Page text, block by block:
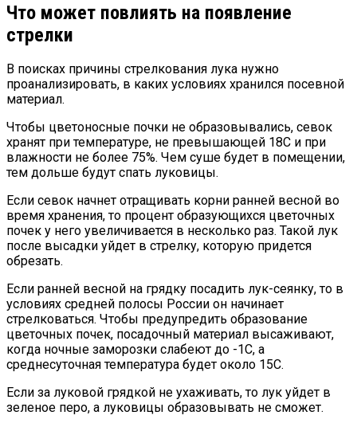
Что может повлиять на появление
стрелки
В поисках причины стрелкования лука нужно
проанализировать, в каких условиях хранился посевной
материал.
Чтобы цветоносные почки не образовывались, севок
хранят при температуре, не превышающей 18С и при
влажности не более 75%. Чем суше будет в помещении,
тем дольше будут спать луковицы.
Если севок начнет отращивать корни ранней весной во
время хранения, то процент образующихся цветочных
почек у него увеличивается в несколько раз. Такой лук
после высадки уйдет в стрелку, которую придется
обрезать.
Если ранней весной на грядку посадить лук-сеянку, то в
условиях средней полосы России он начинает
стрелковаться. Чтобы предупредить образование
цветочных почек, посадочный материал высаживают,
когда ночные заморозки слабеют до -1С, а
среднесуточная температура будет около 15С.
Если за луковой грядкой не ухаживать, то лук уйдет в
зеленое перо, а луковицы образовывать не сможет.